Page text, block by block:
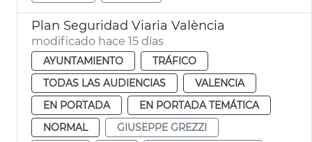
Plan Seguridad Viaria València
modificado hace 15 días
AYUNTAMIENTO
TRÁFICO
TODAS LAS AUDIENCIAS
VALENCIA
EN PORTADA
EN PORTADA TEMÁTICA
NORMAL
GIUSEPPE GREZZI